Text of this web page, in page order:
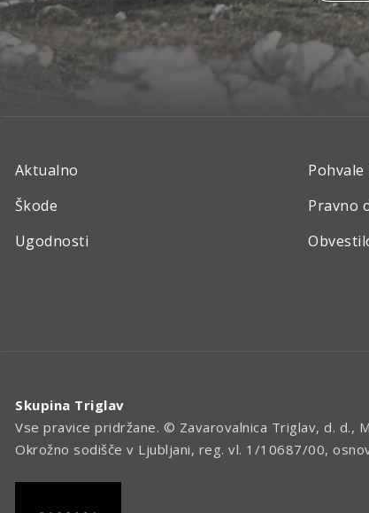
Aktualno
Škode
Ugodnosti
Pravno
Skupina Triglav
Vse pravice pridržane. © Zavarovalnica Triglav, d. d.,
Okrožno sodišče v Ljubljani, reg. vl. 1/10687/00,